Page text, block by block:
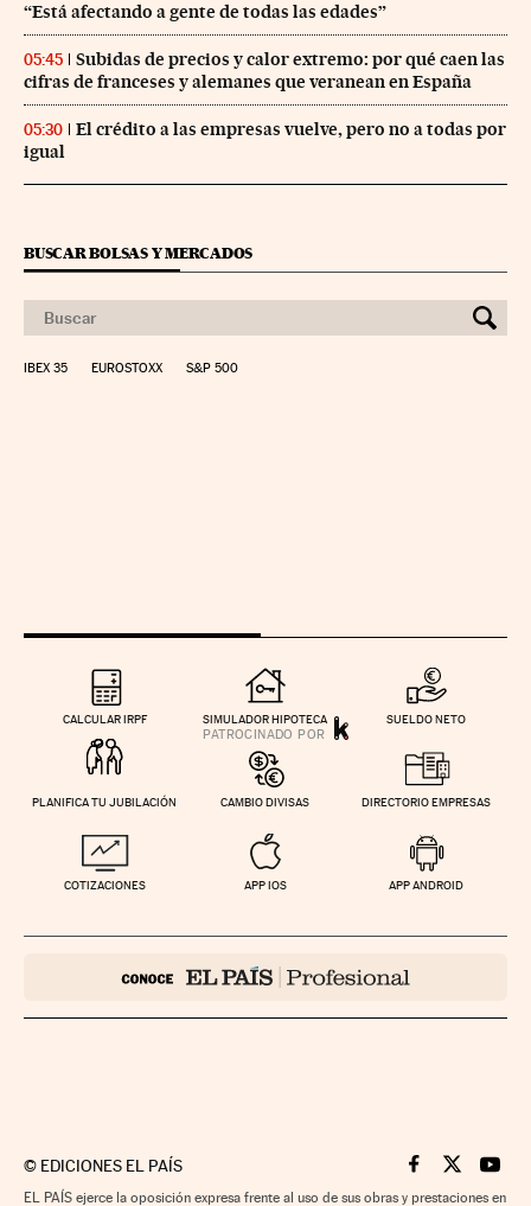
“Está afectando a gente de todas las edades”
05:45
Subidas de precios y calor extremo: por qué caen las
cifras de franceses y alemanes que veranean en España
05:30
El crédito a las empresas vuelve, pero no a todas por
igual
BUSCAR BOLSAS Y MERCADOS
IBEX 35 EUROSTOXX S&P 500
CALCULAR IRPF SIMULADOR HIPOTECA SUELDO NETO
PLANIFICA TU JUBILACIÓN CAMBIO DIVISAS DIRECTORIO EMPRESAS
COTIZACIONES APP IOS APP ANDROID
© EDICIONES EL PAÍS Cinco Días en
Cinco Días
Cinco
EL PAÍS ejerce la oposición expresa frente al uso de sus obras y prestaciones en